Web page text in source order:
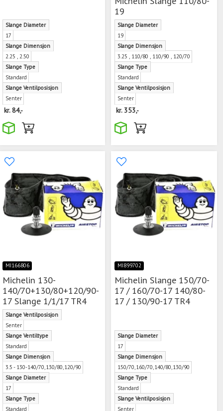
Slange Diameter
17
Slange Dimensjon
2.25 , 2.50
Slange Type
Standard
Slange Ventilposisjon
Senter
kr.84,-
19
Slange Diameter
19
Slange Dimensjon
3.25 , 110/80 , 110/90 , 120/70
Slange Type
Standard
Slange Ventilposisjon
Senter
kr. 353,-
MI166806
Michelin 130-
140/70+130/80+120/90-
17 Slange 1/1/17 TR4
Slange Ventilposisjon
Senter
Slange Ventiltype
Standard
Slange Dimensjon
3.5 - 130-140/70,130/80,120/90
Slange Diameter
17
Slange Type
Standard
MI899702
Michelin Slange 150/70-
17 / 160/70-17 140/80-
17 / 130/90-17 TR4
Slange Diameter
17
Slange Dimensjon
150/70,160/70,140/80,130/90
Slange Type
Standard
Slange Ventilposisjon
Senter